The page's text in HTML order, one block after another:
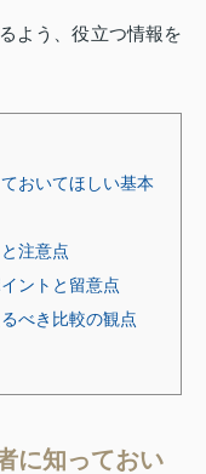
よう、役立つ情報を
おいてほしい基本
注意点
ントと留意点
べき比較の観点
に知っておい